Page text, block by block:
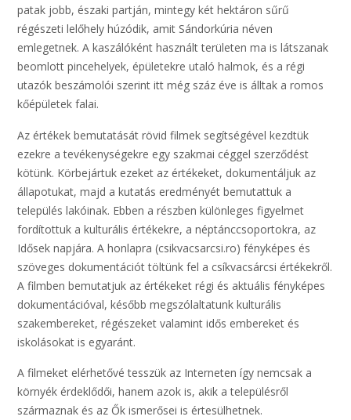
patak jobb, északi partján, mintegy két hektáron sűrű
régészeti lelőhely húzódik, amit Sándorkúria néven
emlegetnek. A kaszálóként használt területen ma is látszanak
beomlott pincehelyek, épületekre utaló halmok, és a régi
utazók beszámolói szerint itt még száz éve is álltak a romos
kőépületek falai.
Az értékek bemutatását rövid filmek segítségével kezdtük
ezekre a tevékenységekre egy szakmai céggel szerződést
kötünk. Körbejártuk ezeket az értékeket, dokumentáljuk az
állapotukat, majd a kutatás eredményét bemutattuk a
település lakóinak. Ebben a részben különleges figyelmet
fordítottuk a kulturális értékekre, a néptánccsoportokra, az
Idősek napjára. A honlapra (csikvacsarcsi.ro) fényképes és
szöveges dokumentációt töltünk fel a csíkvacsárcsi értékekről.
A filmben bemutatjuk az értékeket régi és aktuális fényképes
dokumentációval, később megszólaltatunk kulturális
szakembereket, régészeket valamint idős embereket és
iskolásokat is egyaránt.
A filmeket elérhetővé tesszük az Interneten így nemcsak a
környék érdeklődői, hanem azok is, akik a településről
származnak és az Ők ismerősei is értesülhetnek.